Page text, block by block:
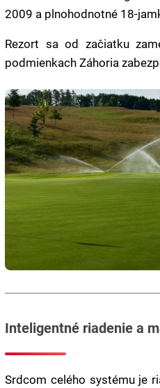
2009 a plnohodnotné 18-
Rezort sa od začiatku
podmienkach Záhoria
Inteligentné riadenie a
Srdcom celého systému je